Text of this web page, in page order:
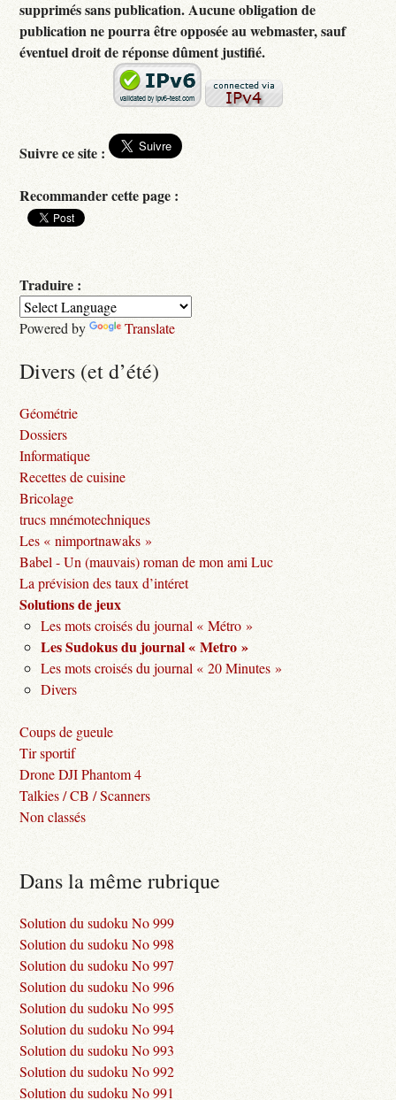
supprimés sans publication. Aucune obligation de
publication ne pourra être opposée au webmaster, sauf
éventuel droit de réponse dûment justifié.
Suivre ce site :
Recommander cette page :
Traduire :
Powered by Translate
Divers (et d’été)
Géométrie
Dossiers
Informatique
Recettes de cuisine
Bricolage
trucs mnémotechniques
Les « nimportnawaks »
Babel - Un (mauvais) roman de mon ami Luc
La prévision des taux d’intéret
Solutions de jeux
Les mots croisés du journal « Métro »
Les Sudokus du journal « Metro »
Les mots croisés du journal « 20 Minutes »
Divers
Coups de gueule
Tir sportif
Drone DJI Phantom 4
Talkies / CB / Scanners
Non classés
Dans la même rubrique
Solution du sudoku No 999
Solution du sudoku No 998
Solution du sudoku No 997
Solution du sudoku No 996
Solution du sudoku No 995
Solution du sudoku No 994
Solution du sudoku No 993
Solution du sudoku No 992
Solution du sudoku No 991